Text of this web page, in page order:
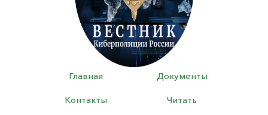
Главная Документы
Контакты Читать